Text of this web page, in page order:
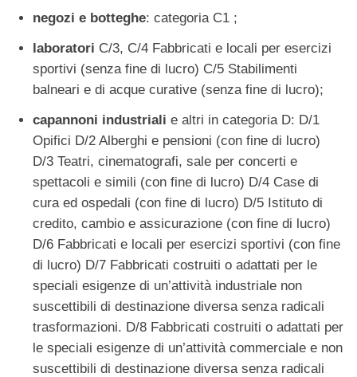
negozi e botteghe: categoria C1 ;
laboratori C/3, C/4 Fabbricati e locali per esercizi
sportivi (senza fine di lucro) C/5 Stabilimenti
balneari e di acque curative (senza fine di lucro);
capannoni industriali e altri in categoria D: D/1
Opifici D/2 Alberghi e pensioni (con fine di lucro)
D/3 Teatri, cinematografi, sale per concerti e
spettacoli e simili (con fine di lucro) D/4 Case di
cura ed ospedali (con fine di lucro) D/5 Istituto di
credito, cambio e assicurazione (con fine di lucro)
D/6 Fabbricati e locali per esercizi sportivi (con fine
di lucro) D/7 Fabbricati costruiti o adattati per le
speciali esigenze di un’attività industriale non
suscettibili di destinazione diversa senza radicali
trasformazioni. D/8 Fabbricati costruiti o adattati per
le speciali esigenze di un’attività commerciale e non
suscettibili di destinazione diversa senza radicali